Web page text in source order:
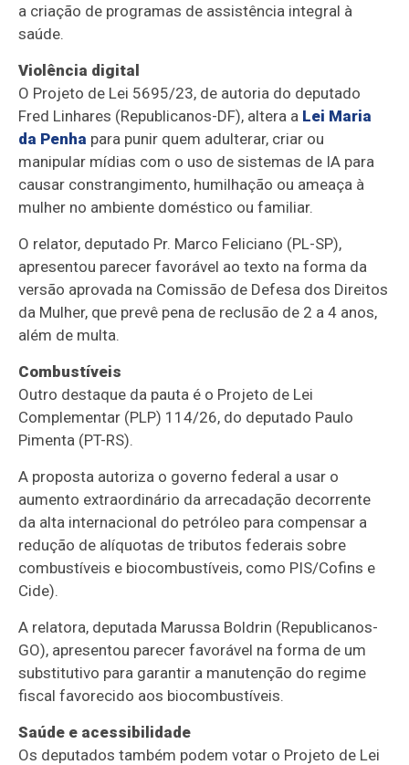
a criação de programas de assistência integral à
saúde.
Violência digital
O Projeto de Lei 5695/23, de autoria do deputado
Fred Linhares (Republicanos-DF), altera a Lei Maria
da Penha para punir quem adulterar, criar ou
manipular mídias com o uso de sistemas de IA para
causar constrangimento, humilhação ou ameaça à
mulher no ambiente doméstico ou familiar.
O relator, deputado Pr. Marco Feliciano (PL-SP),
apresentou parecer favorável ao texto na forma da
versão aprovada na Comissão de Defesa dos Direitos
da Mulher, que prevê pena de reclusão de 2 a 4 anos,
além de multa.
Combustíveis
Outro destaque da pauta é o Projeto de Lei
Complementar (PLP) 114/26, do deputado Paulo
Pimenta (PT-RS).
A proposta autoriza o governo federal a usar o
aumento extraordinário da arrecadação decorrente
da alta internacional do petróleo para compensar a
redução de alíquotas de tributos federais sobre
combustíveis e biocombustíveis, como PIS/Cofins e
Cide).
A relatora, deputada Marussa Boldrin (Republicanos-
GO), apresentou parecer favorável na forma de um
substitutivo para garantir a manutenção do regime
fiscal favorecido aos biocombustíveis.
Saúde e acessibilidade
Os deputados também podem votar o Projeto de Lei